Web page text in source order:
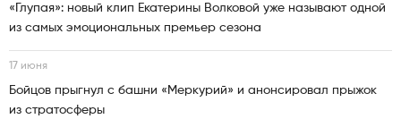
«Глупая»: новый клип Екатерины Волковой уже называют одной
из самых эмоциональных премьер сезона
17 июня
Бойцов прыгнул с башни «Меркурий» и анонсировал прыжок
из стратосферы